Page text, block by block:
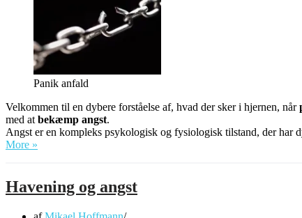
Panik anfald
Velkommen til en dybere forståelse af, hvad der sker i hjernen, når
med at bekæmp angst.
Angst er en kompleks psykologisk og fysiologisk tilstand, der har
More »
Havening og angst